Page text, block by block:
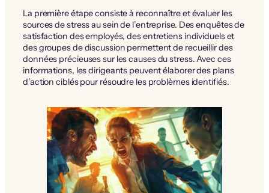
La première étape consiste à reconnaître et évaluer les
sources de stress au sein de l’entreprise. Des enquêtes de
satisfaction des employés, des entretiens individuels et
des groupes de discussion permettent de recueillir des
données précieuses sur les causes du stress. Avec ces
informations, les dirigeants peuvent élaborer des plans
d’action ciblés pour résoudre les problèmes identifiés.